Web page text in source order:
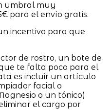
umbral muy
para el envío gratis.
incentivo para que
de rostro, un bote de
te falta poco para el
es incluir un artículo
facial o
o un tónico)
el cargo por